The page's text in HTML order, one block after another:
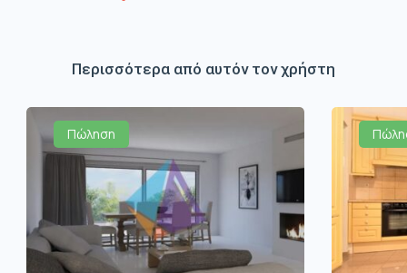
Περισσότερα από αυτόν τον χρήστη
Πώληση